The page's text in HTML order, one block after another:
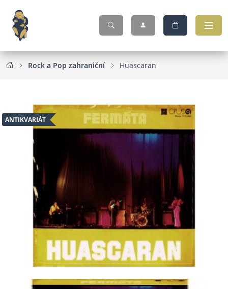
Rock a Pop zahraniční Huascaran
ANTIKVARIÁT